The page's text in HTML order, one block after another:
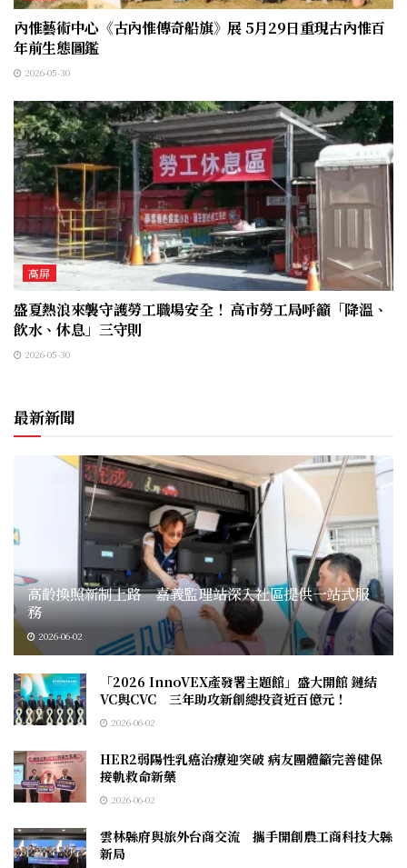
內惟藝術中心《古內惟傳奇船旗》展 5月29日重現古內惟百
年前生態圖鑑
2026-05-30
高屏
盛夏熱浪來襲守護勞工職場安全！ 高市勞工局呼籲「降溫、
飲水、休息」三守則
2026-05-30
最新新聞
高齡換照新制上路 嘉義監理站深入社區提供一站式服
務
2026-06-02
「2026 InnoVEX產發署主題館」盛大開館 鏈結
VC與CVC 三年助攻新創總投資近百億元！
2026-06-02
HER2弱陽性乳癌治療迎突破 病友團體籲完善健保
接軌救命新藥
2026-06-02
雲林縣府與旅外台商交流 攜手開創農工商科技大縣
新局